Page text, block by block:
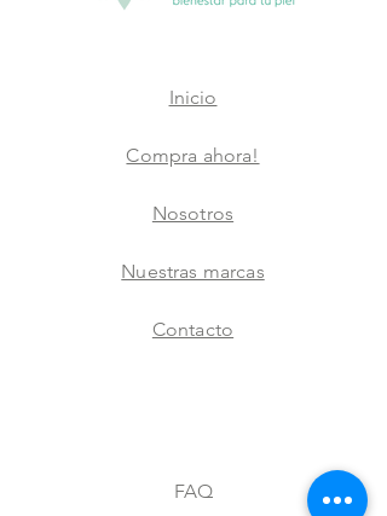
Inicio
Compra ahora!
Nosotros
Nuestras marcas
Contacto
FAQ